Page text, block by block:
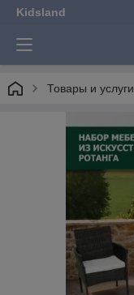
Kidsland
Товары и услуги